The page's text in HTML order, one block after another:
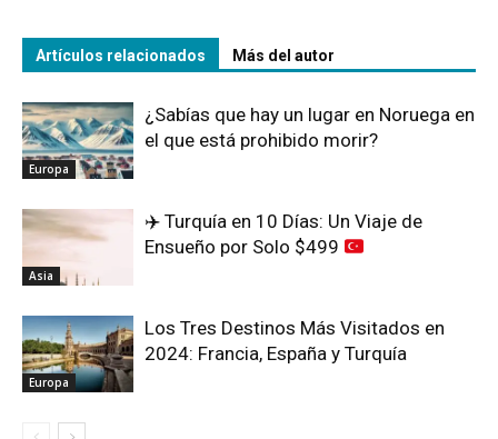
Artículos relacionados Más del autor
Europa
¿Sabías que hay un lugar en Noruega en
el que está prohibido morir?
Asia
✈️ Turquía en 10 Días: Un Viaje de
Ensueño por Solo $499
Europa
Los Tres Destinos Más Visitados en
2024: Francia, España y Turquía